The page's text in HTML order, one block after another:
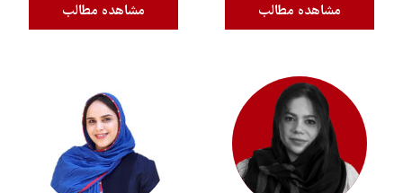
مشاهده مطالب
مشاهده مطالب